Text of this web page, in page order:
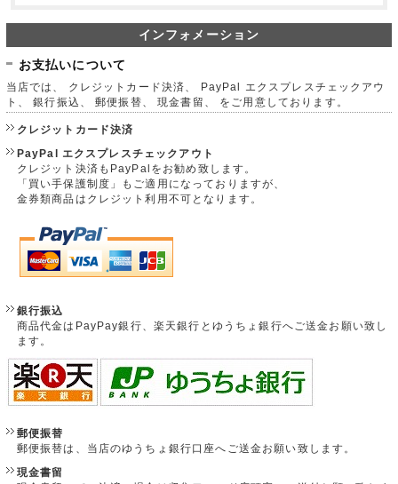
インフォメーション
お支払いについて
当店では、 クレジットカード決済、 PayPal エクスプレスチェックアウ
ト、 銀行振込、 郵便振替、 現金書留、 をご用意しております。
クレジットカード決済
PayPal エクスプレスチェックアウト
クレジット決済もPayPalをお勧め致します。
「買い手保護制度」もご適用になっておりますが、
金券類商品はクレジット利用不可となります。
銀行振込
商品代金はPayPay銀行、楽天銀行とゆうちょ銀行へご送金お願い致し
ます。
郵便振替
郵便振替は、当店のゆうちょ銀行口座へご送金お願い致します。
現金書留